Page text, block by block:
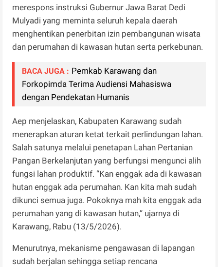
merespons instruksi Gubernur Jawa Barat Dedi
Mulyadi yang meminta seluruh kepala daerah
menghentikan penerbitan izin pembangunan wisata
dan perumahan di kawasan hutan serta perkebunan.
BACA JUGA : Pemkab Karawang dan
Forkopimda Terima Audiensi Mahasiswa
dengan Pendekatan Humanis
Aep menjelaskan, Kabupaten Karawang sudah
menerapkan aturan ketat terkait perlindungan lahan.
Salah satunya melalui penetapan Lahan Pertanian
Pangan Berkelanjutan yang berfungsi mengunci alih
fungsi lahan produktif. “Kan enggak ada di kawasan
hutan enggak ada perumahan. Kan kita mah sudah
dikunci semua juga. Pokoknya mah kita enggak ada
perumahan yang di kawasan hutan,” ujarnya di
Karawang, Rabu (13/5/2026).
Menurutnya, mekanisme pengawasan di lapangan
sudah berjalan sehingga setiap rencana